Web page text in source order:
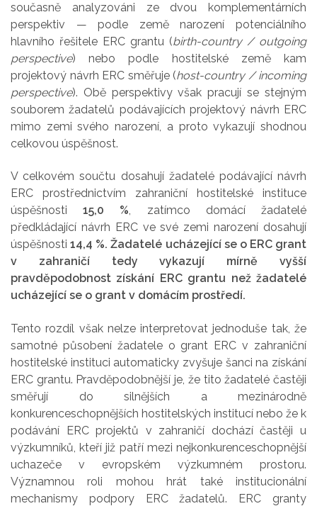
současně analyzováni ze dvou komplementárních
perspektiv — podle země narození potenciálního
hlavního řešitele ERC grantu (birth-country / outgoing
perspective) nebo podle hostitelské země kam
projektový návrh ERC směřuje (host-country / incoming
perspective). Obě perspektivy však pracují se stejným
souborem žadatelů podávajících projektový návrh ERC
mimo zemi svého narození, a proto vykazují shodnou
celkovou úspěšnost.
V celkovém součtu dosahují žadatelé podávající návrh
ERC prostřednictvím zahraniční hostitelské instituce
úspěšnosti15,0 %, zatímco domácí žadatelé
předkládající návrh ERC ve své zemi narození dosahují
úspěšnosti14,4 %. Žadatelé ucházející se o ERC grant
v zahraničí tedy vykazují mírně vyšší
pravděpodobnost získání ERC grantu než žadatelé
ucházející se o grant v domácím prostředí.
Tento rozdíl však nelze interpretovat jednoduše tak, že
samotné působení žadatele o grant ERC v zahraniční
hostitelské instituci automaticky zvyšuje šanci na získání
ERC grantu. Pravděpodobnější je, že tito žadatelé častěji
směřují do silnějších a mezinárodně
konkurenceschopnějších hostitelských institucí nebo že k
podávání ERC projektů v zahraničí dochází častěji u
výzkumníků, kteří již patří mezi nejkonkurenceschopnější
uchazeče v evropském výzkumném prostoru.
Významnou roli mohou hrát také institucionální
mechanismy podpory ERC žadatelů. ERC granty